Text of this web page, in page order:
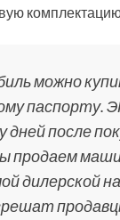
можно
паспорту.
дней после
продаем
дилерской